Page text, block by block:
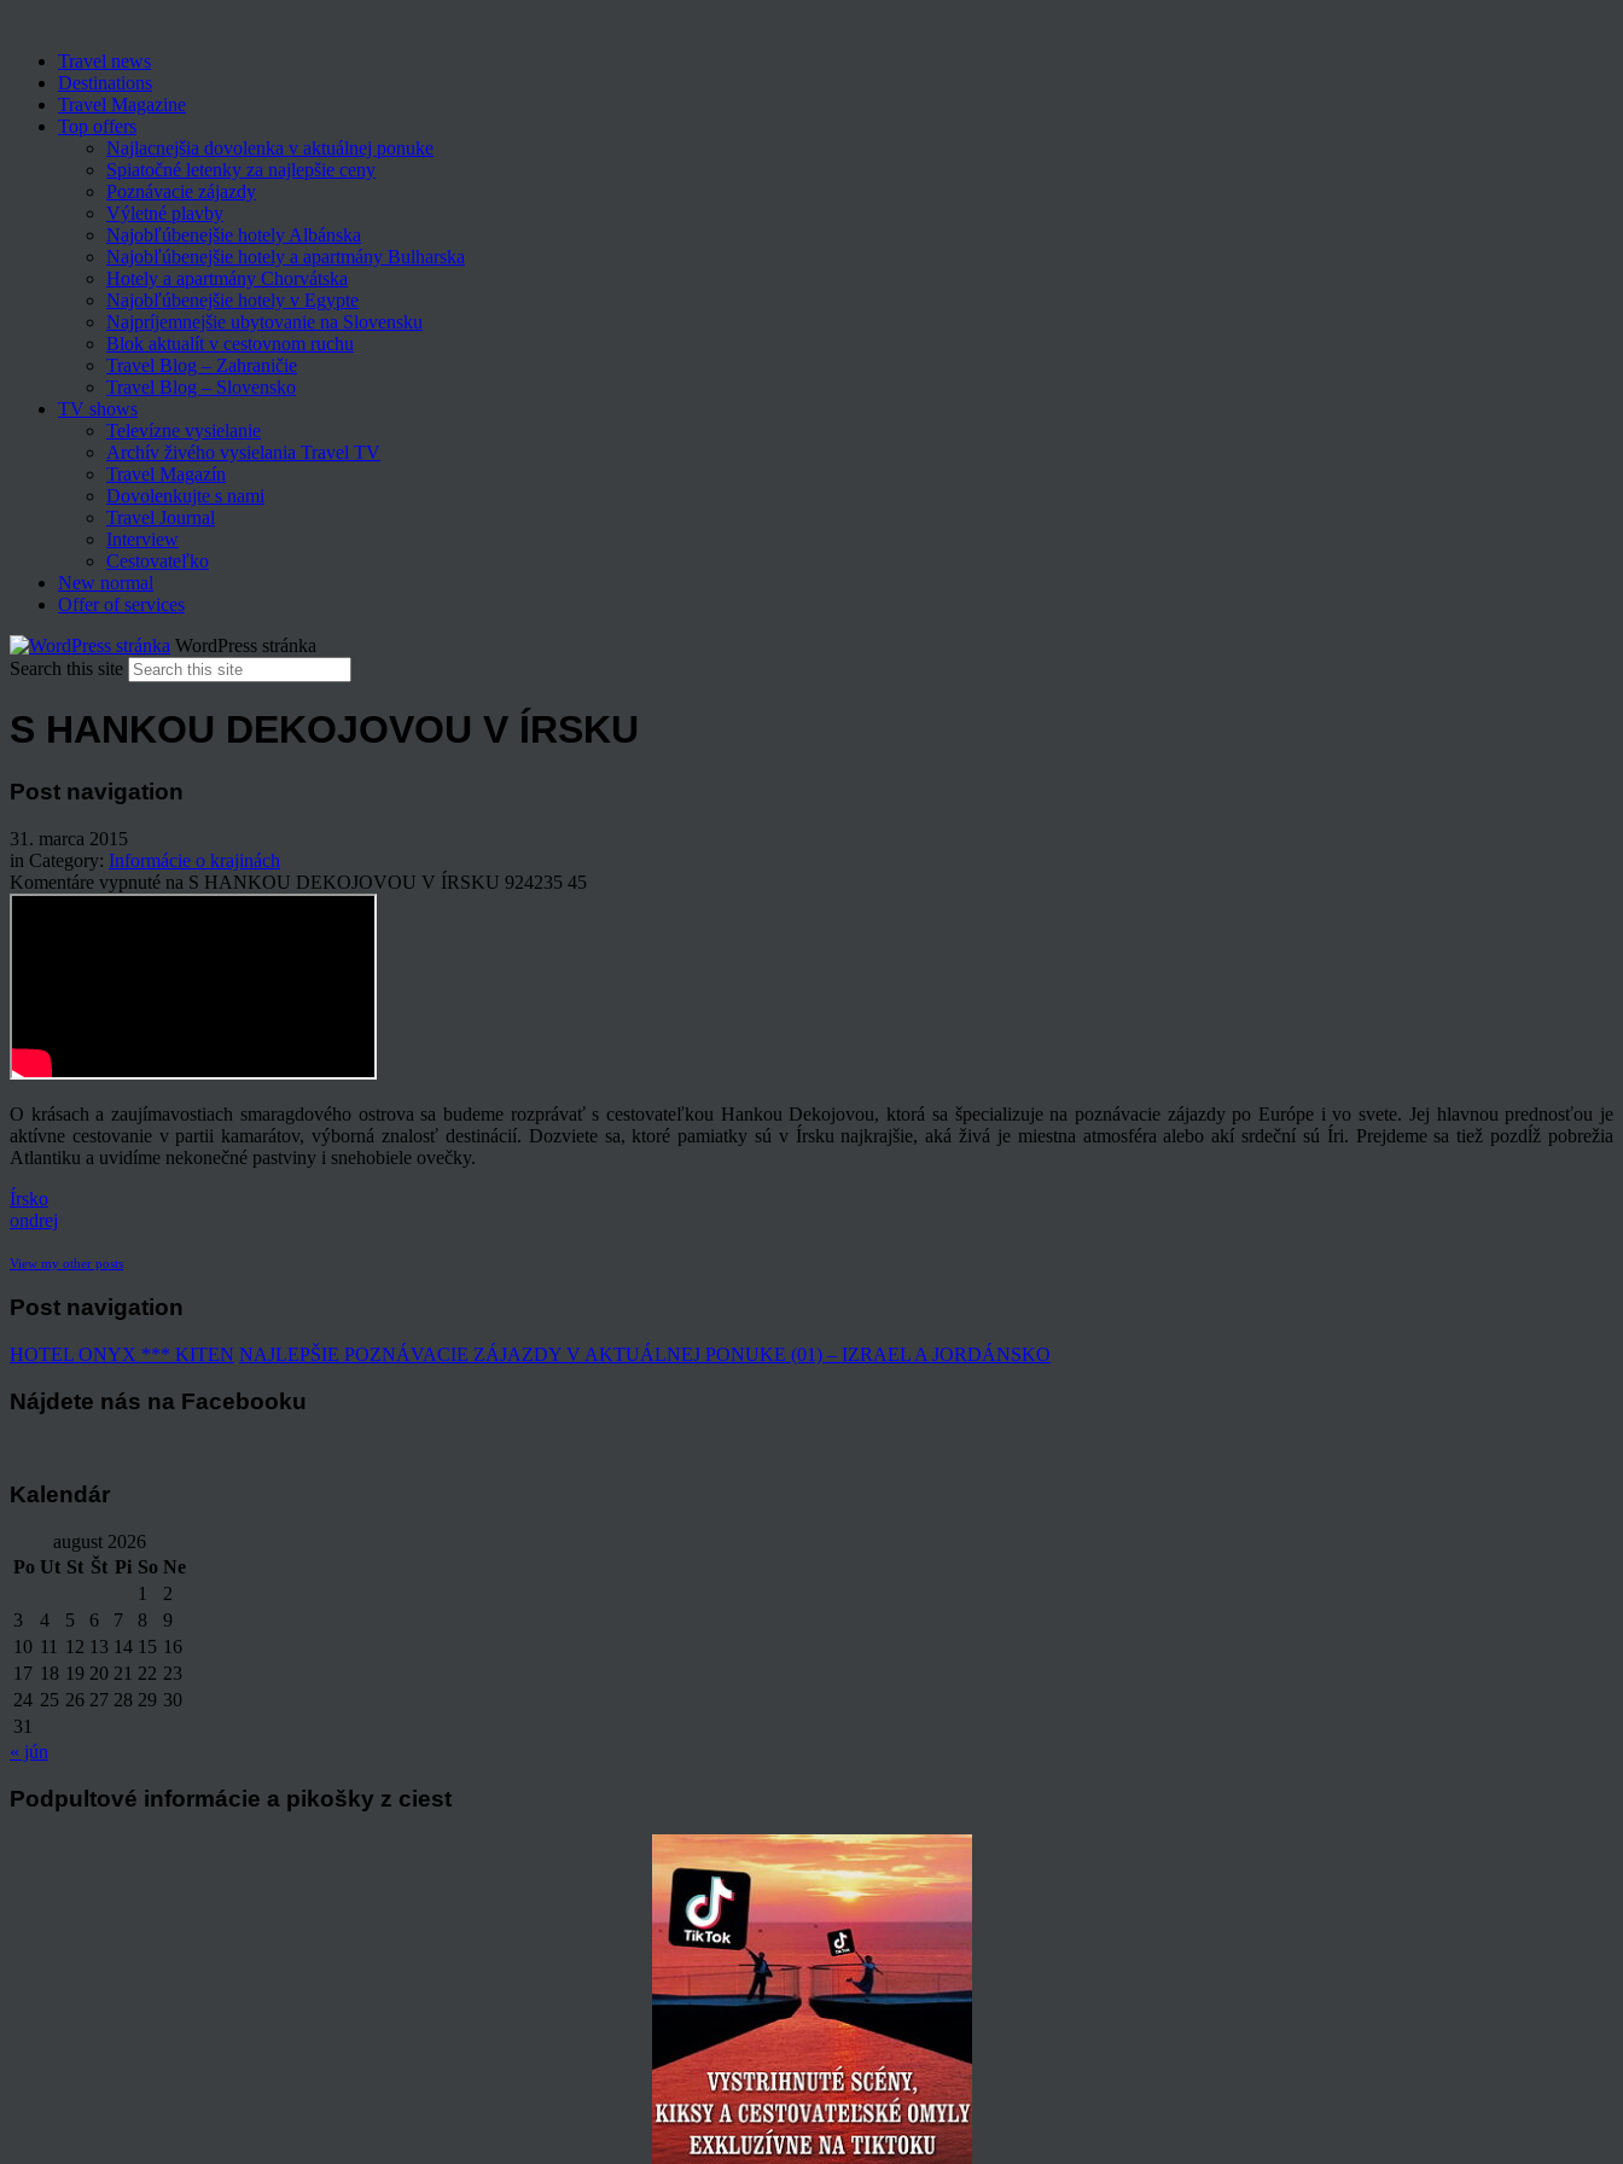
Travel news
Destinations
Travel Magazine
Top offers
Najlacnejšia dovolenka v aktuálnej ponuke
Spiatočné letenky za najlepšie ceny
Poznávacie zájazdy
Výletné plavby
Najobľúbenejšie hotely Albánska
Najobľúbenejšie hotely a apartmány Bulharska
Hotely a apartmány Chorvátska
Najobľúbenejšie hotely v Egypte
Najpríjemnejšie ubytovanie na Slovensku
Blok aktualít v cestovnom ruchu
Travel Blog – Zahraničie
Travel Blog – Slovensko
TV shows
Televízne vysielanie
Archív živého vysielania Travel TV
Travel Magazín
Dovolenkujte s nami
Travel Journal
Interview
Cestovateľko
New normal
Offer of services
WordPress stránka
Search this site
S HANKOU DEKOJOVOU V ÍRSKU
Post navigation
31. marca 2015
in Category: Informácie o krajinách
Komentáre vypnuté na S HANKOU DEKOJOVOU V ÍRSKU 924235 45
O krásach a zaujímavostiach smaragdového ostrova sa budeme rozprávať s cestovateľkou Hankou Dekojovou, ktorá sa špecializuje na poznávacie zájazdy po Európe i vo svete. Jej hlavnou prednosťou je
aktívne cestovanie v partii kamarátov, výborná znalosť destinácií. Dozviete sa, ktoré pamiatky sú v Írsku najkrajšie, aká živá je miestna atmosféra alebo akí srdeční sú Íri. Prejdeme sa tiež pozdĺž pobrežia
Atlantiku a uvidíme nekonečné pastviny i snehobiele ovečky.
Írsko
ondrej
View my other posts
Post navigation
HOTEL ONYX *** KITEN NAJLEPŠIE POZNÁVACIE ZÁJAZDY V AKTUÁLNEJ PONUKE (01) – IZRAEL A JORDÁNSKO
Nájdete nás na Facebooku
Kalendár
august 2026
Po Ut St Št Pi So Ne
1
2
3
4 5 6 7 8
9
10 11 12 13 14 15 16
17 18 19 20 21 22 23
24 25 26 27 28 29 30
31
« jún
Podpultové informácie a pikošky z ciest